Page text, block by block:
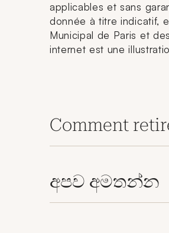
applicables et sans
donnée à titre indicatif,
Municipal de Paris et
internet est une
Comment
අපව අමතන්න